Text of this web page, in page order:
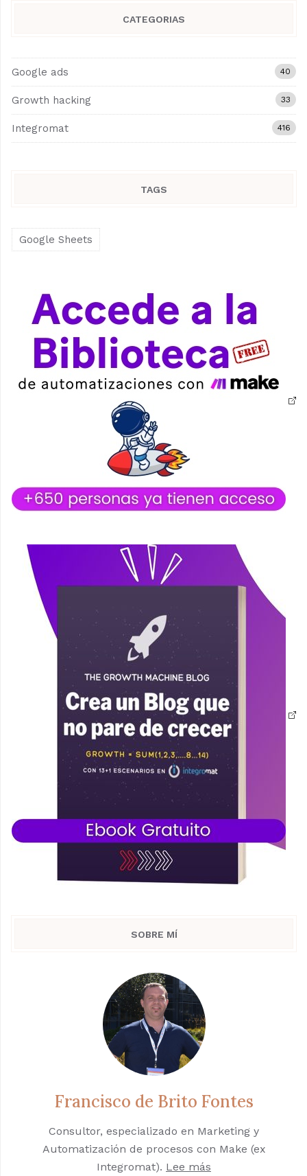
CATEGORIAS
Google ads 40
Growth hacking 33
Integromat 416
TAGS
Google Sheets
SOBRE MÍ
Francisco de Brito Fontes
Consultor, especializado en Marketing y
Automatización de procesos con Make (ex
Integromat). Lee más